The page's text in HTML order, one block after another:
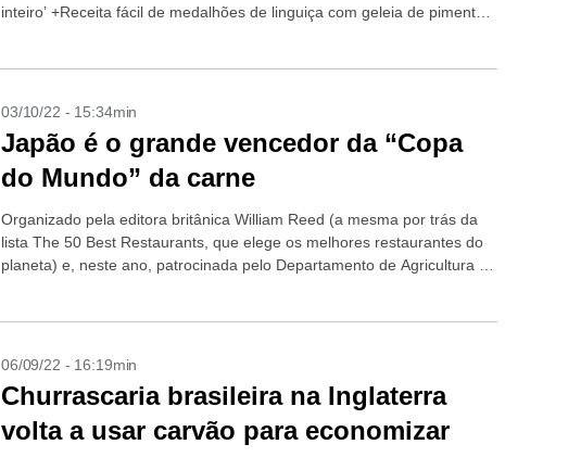
inteiro’ +Receita fácil de medalhões de linguiça com geleia de pimenta
03/10/22 - 15:34min
Japão é o grande vencedor da “Copa
do Mundo” da carne
Organizado pela editora britânica William Reed (a mesma por trás da
lista The 50 Best Restaurants, que elege os melhores restaurantes do
planeta) e, neste ano, patrocinada pelo Departamento de Agricultura da
06/09/22 - 16:19min
Churrascaria brasileira na Inglaterra
volta a usar carvão para economizar